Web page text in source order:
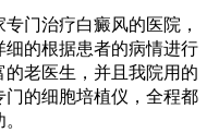
门治疗白癜风的医院，
的根据患者的病情进行
老医生，并且我院用的
的细胞培植仪，全程都